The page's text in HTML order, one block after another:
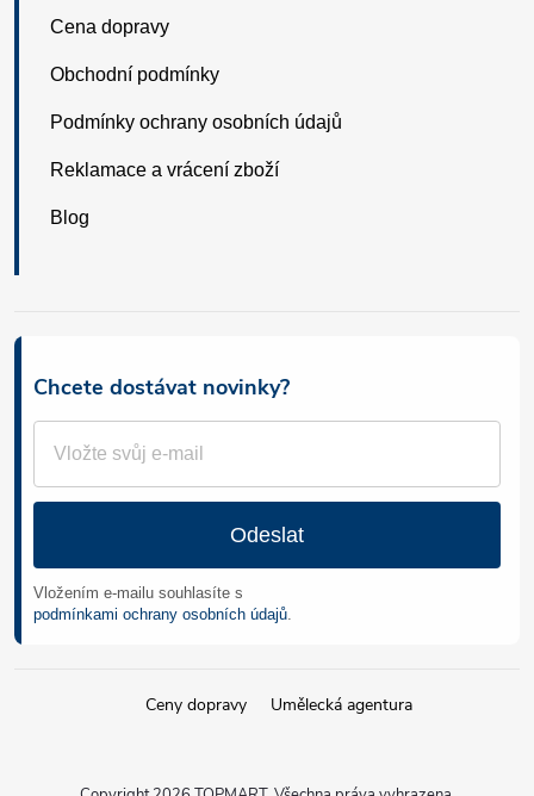
Cena dopravy
Obchodní podmínky
Podmínky ochrany osobních údajů
Reklamace a vrácení zboží
Blog
Chcete dostávat novinky?
Odeslat
Vložením e-mailu souhlasíte s
podmínkami ochrany osobních údajů.
Ceny dopravy Umělecká agentura